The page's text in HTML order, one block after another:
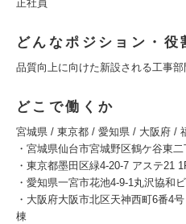
正社員
どんなポジション・役
品質向上に向けた新設される工事
どこで働くか
宮城県 / 東京都 / 愛知県 / 大阪府 /
・宮城県仙台市宮城野区鶴ケ谷東
・東京都墨田区緑4-20-7 アステ21
・愛知県一宮市花池4-9-1丸沢協和
・大阪府大阪市北区天神西町6
棟